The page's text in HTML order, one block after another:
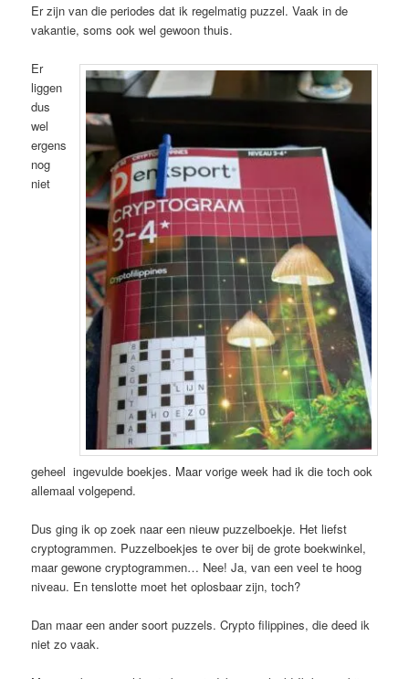
Er zijn van die periodes dat ik regelmatig puzzel. Vaak in de
vakantie, soms ook wel gewoon thuis.
Er
liggen
dus
wel
ergens
nog
niet
geheel ingevulde boekjes. Maar vorige week had ik die toch ook
allemaal volgepend.
Dus ging ik op zoek naar een nieuw puzzelboekje. Het liefst
cryptogrammen. Puzzelboekjes te over bij de grote boekwinkel,
maar gewone cryptogrammen… Nee! Ja, van een veel te hoog
niveau. En tenslotte moet het oplosbaar zijn, toch?
Dan maar een ander soort puzzels. Crypto filippines, die deed ik
niet zo vaak.